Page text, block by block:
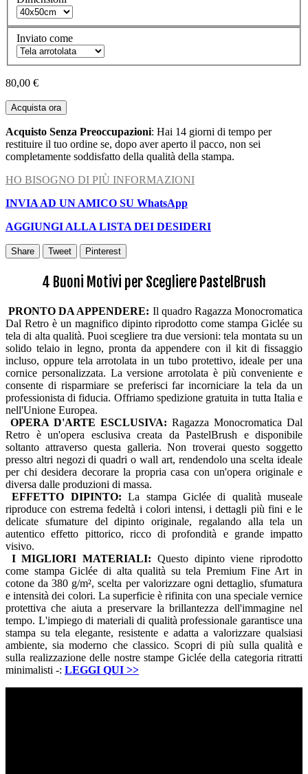
Inviato come
80,00 €
Acquista ora
Acquisto Senza Preoccupazioni: Hai 14 giorni di tempo per
restituire il tuo ordine se, dopo aver aperto il pacco, non sei
completamente soddisfatto della qualità della stampa.
HO BISOGNO DI PIÙ INFORMAZIONI
INVIA AD UN AMICO SU WhatsApp
AGGIUNGI ALLA LISTA DEI DESIDERI
Share Tweet Pinterest
4 Buoni Motivi per Scegliere PastelBrush
PRONTO DA APPENDERE: Il quadro Ragazza Monocromatica
Dal Retro è un magnifico dipinto riprodotto come stampa Giclée su
tela di alta qualità. Puoi scegliere tra due versioni: tela montata su un
solido telaio in legno, pronta da appendere con il kit di fissaggio
incluso, oppure tela arrotolata in un tubo protettivo, ideale per una
cornice personalizzata. La versione arrotolata è più conveniente e
consente di risparmiare se preferisci far incorniciare la tela da un
professionista di fiducia. Offriamo spedizione gratuita in tutta Italia e
nell'Unione Europea.
OPERA D'ARTE ESCLUSIVA: Ragazza Monocromatica Dal
Retro è un'opera esclusiva creata da PastelBrush e disponibile
soltanto attraverso questa galleria. Non troverai questo soggetto
presso altri negozi di quadri o wall art, rendendolo una scelta ideale
per chi desidera decorare la propria casa con un'opera originale e
diversa dalle produzioni di massa.
EFFETTO DIPINTO: La stampa Giclée di qualità museale
riproduce con estrema fedeltà i colori intensi, i dettagli più fini e le
delicate sfumature del dipinto originale, regalando alla tela un
autentico effetto pittorico, ricco di profondità e grande impatto
visivo.
I MIGLIORI MATERIALI: Questo dipinto viene riprodotto
come stampa Giclée di alta qualità su tela Premium Fine Art in
cotone da 380 g/m², scelta per valorizzare ogni dettaglio, sfumatura
e intensità dei colori. La superficie è rifinita con una speciale vernice
protettiva che aiuta a preservare la brillantezza dell'immagine nel
tempo. L'impiego di materiali di qualità professionale garantisce una
stampa su tela elegante, resistente e adatta a valorizzare qualsiasi
ambiente, sia moderno che classico. Scopri di più sulla qualità e
sulla realizzazione delle nostre stampe Giclée della categoria ritratti
minimalisti -: LEGGI QUI >>